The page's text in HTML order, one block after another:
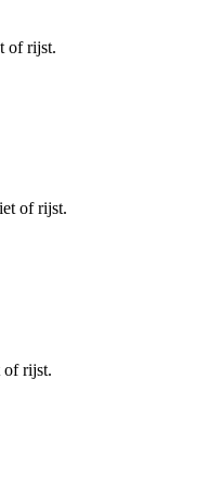
of rijst.
of rijst.
of rijst.